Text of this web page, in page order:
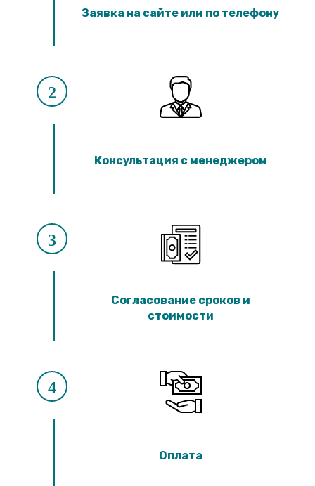
Лотки ЛК 75.60.60
Лотки ЛК 300.150.45
Лотки ЛК 75.120.45
Лотки ЛК 75.90.45
Лотки ЛК 300.60.45
Лотки ЛК 75.60.30
Лотки ЛК 300.60.30
Лотки ЛК 75.45.30
Лотки ЛК 300.45.30
Заявка на сайте или по телефону
2
Консультация с менеджером
3
Согласование сроков и
стоимости
4
Оплата